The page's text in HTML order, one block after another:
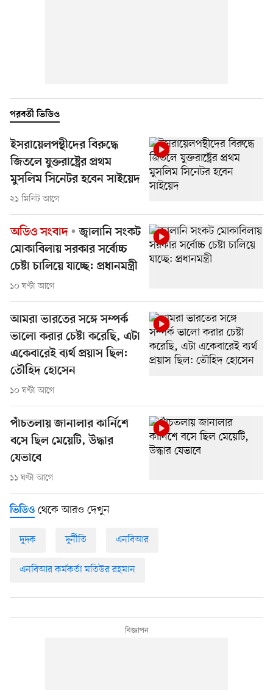
পরবর্তী ভিডিও
ইসরায়েলপন্থীদের বিরুদ্ধে
জিতলে যুক্তরাষ্ট্রের প্রথম
মুসলিম সিনেটর হবেন সাইয়েদ
২১ মিনিট আগে
অডিও সংবাদ
জ্বালানি সংকট
মোকাবিলায় সরকার সর্বোচ্চ
চেষ্টা চালিয়ে যাচ্ছে: প্রধানমন্ত্রী
১০ ঘণ্টা আগে
আমরা ভারতের সঙ্গে সম্পর্ক
ভালো করার চেষ্টা করেছি, এটা
একেবারেই ব্যর্থ প্রয়াস ছিল:
তৌহিদ হোসেন
১০ ঘণ্টা আগে
পাঁচতলায় জানালার কার্নিশে
বসে ছিল মেয়েটি, উদ্ধার
যেভাবে
১১ ঘণ্টা আগে
ভিডিও থেকে আরও দেখুন
দুদক দুর্নীতি এনবিআর
এনবিআর কর্মকর্তা মতিউর রহমান